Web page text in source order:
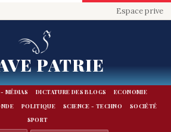
Espace prive
PATRIE
MÉDIAS DICTATURE DES BLOGS
ECONOMIE
POLITIQUE SCIENCE - TECHNO
SOCIÉTÉ
SPORT